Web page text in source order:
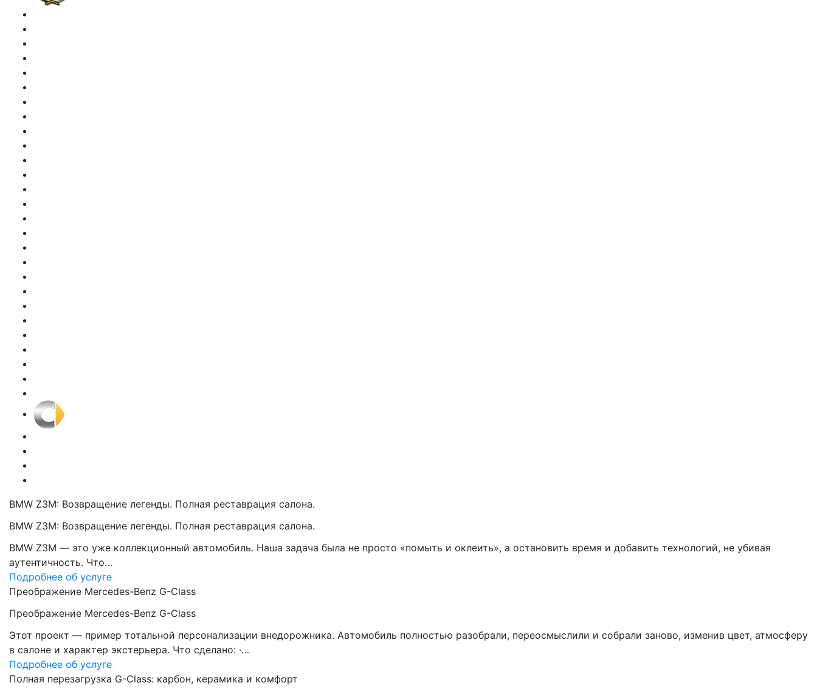
BMW Z3M: Возвращение легенды. Полная реставрация салона.
BMW Z3M: Возвращение легенды. Полная реставрация салона.
BMW Z3M — это уже коллекционный автомобиль. Наша задача была не просто «помыть и оклеить», а остановить время и добавить технологий, не убивая
аутентичность. Что…
Подробнее об услуге
Преображение Mercedes-Benz G-Class
Преображение Mercedes-Benz G-Class
Этот проект — пример тотальной персонализации внедорожника. Автомобиль полностью разобрали, переосмыслили и собрали заново, изменив цвет, атмосферу
в салоне и характер экстерьера. Что сделано: ·…
Подробнее об услуге
Полная перезагрузка G-Class: карбон, керамика и комфорт